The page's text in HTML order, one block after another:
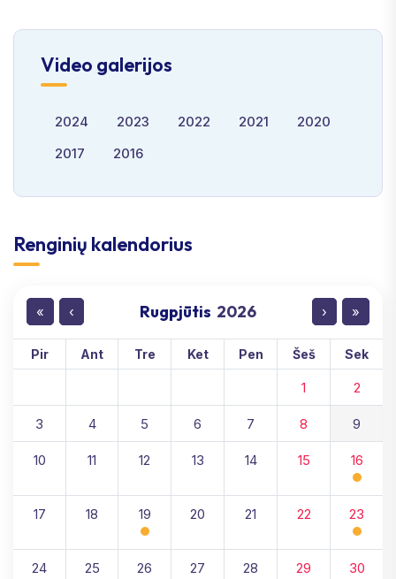
Video galerijos
2024 2023 2022 2021
2020
2017
2016
Renginių kalendorius
« ‹ Rugpjūtis 2026 › »
Pir Ant Tre Ket Pen Šeš Sek
1 2
3 4 5 6 7 8 9
10 11 12 13 14 15 16
17 18 19 20 21 22 23
24 25 26 27 28 29 30